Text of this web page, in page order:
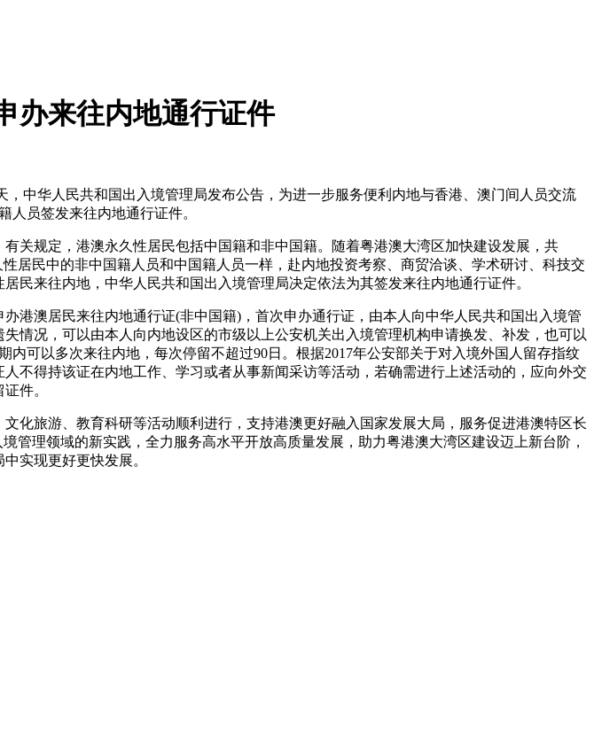
办来往内地通行证件
华人民共和国出入境管理局发布公告，为进一步服务便利内地与香港、澳门间人员交流
人员签发来往内地通行证件。
规定，港澳永久性居民包括中国籍和非中国籍。随着粤港澳大湾区加快建设发展，共
居民中的非中国籍人员和中国籍人员一样，赴内地投资考察、商贸洽谈、学术研讨、科技交
民来往内地，中华人民共和国出入境管理局决定依法为其签发来往内地通行证件。
澳居民来往内地通行证(非中国籍)，首次申办通行证，由本人向中华人民共和国出入境管
情况，可以由本人向内地设区的市级以上公安机关出入境管理机构申请换发、补发，也可以
可以多次来往内地，每次停留不超过90日。根据2017年公安部关于对入境外国人留存指纹
不得持该证在内地工作、学习或者从事新闻采访等活动，若确需进行上述活动的，应向外交
件。
旅游、教育科研等活动顺利进行，支持港澳更好融入国家发展大局，服务促进港澳特区长
理领域的新实践，全力服务高水平开放高质量发展，助力粤港澳大湾区建设迈上新台阶，
实现更好更快发展。